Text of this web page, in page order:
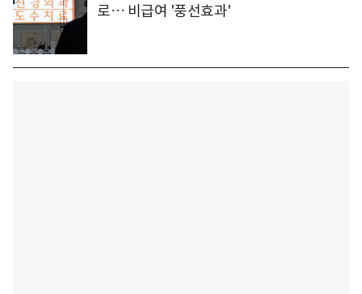
로… 비급여 '풍선효과'